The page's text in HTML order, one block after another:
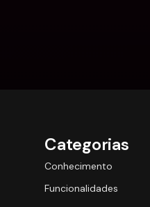
Categorias
Conhecimento
Funcionalidades